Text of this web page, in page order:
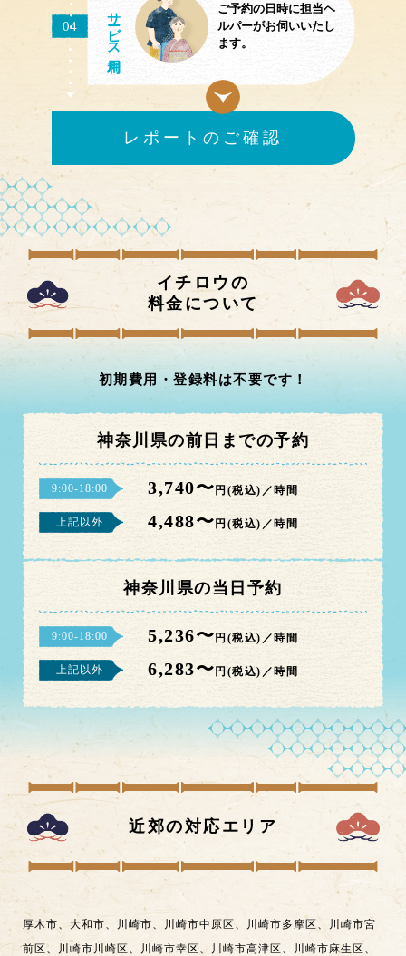
04
サ
ビス
ご予約の日時に担当ヘ
ルパーがお伺いいたし
ます。
レポートのご確認
イチロウの
料金について
初期費用・登録料は不要です！
神奈川県の前日までの予約
9:00-18:00 3,740〜 円(税込)／時間
上記以外 4,488〜 円(税込)／時間
神奈川県の当日予約
9:00-18:00 5,236〜 円(税込)／時間
上記以外 6,283〜 円(税込)／時間
近郊の対応エリア
厚木市、 大和市、 川崎市、 川崎市中原区、 川崎市多摩区 、
川崎市宮
前区 、 川崎市川崎区 、 川崎市幸区 、 川崎市高津区 、 川崎市麻生区 、